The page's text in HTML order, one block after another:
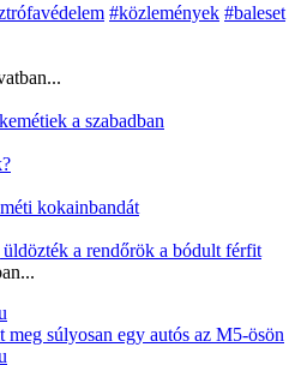
#közlemények #baleset
a szabadban
kokainbandát
a rendőrök a bódult férfit
súlyosan egy autós az M5-ösön